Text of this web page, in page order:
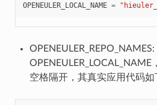
OPENEULER_LOCAL_NAME =
空格隔开，其真实应用代码如